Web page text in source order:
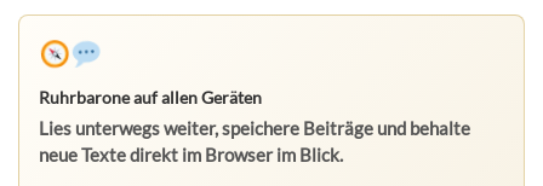
Ruhrbarone auf allen Geräten
Lies unterwegs weiter, speichere Beiträge und behalte
neue Texte direkt im Browser im Blick.